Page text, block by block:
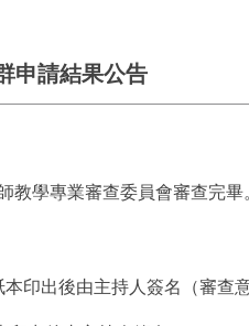
申請結果公告
教學專業審查委員會審查完畢
本印出後由主持人簽名（審查